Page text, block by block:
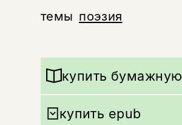
темы поэзия
купить бумажную
купить epub